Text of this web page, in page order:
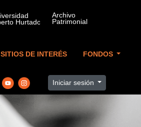
SITIOS DE INTERÉS FONDOS
Iniciar sesión